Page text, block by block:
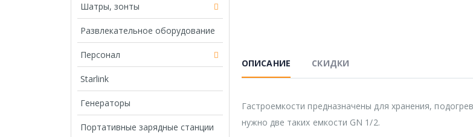
ОПИСАНИЕ СКИДКИ
Гастроемкости предназначены для хранения,
нужно две таких емкости GN 1/2.
Шатры, зонты
Развлекательное оборудование
Персонал
Starlink
Генераторы
Портативные зарядные станции